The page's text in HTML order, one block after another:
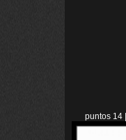
puntos 14